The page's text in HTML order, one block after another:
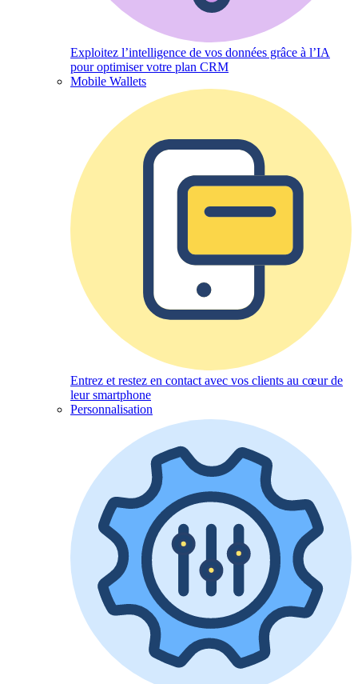
Exploitez l’intelligence de vos données grâce à l’IA
pour optimiser votre plan CRM
Mobile Wallets
Entrez et restez en contact avec vos clients au cœur de
leur smartphone
Personnalisation